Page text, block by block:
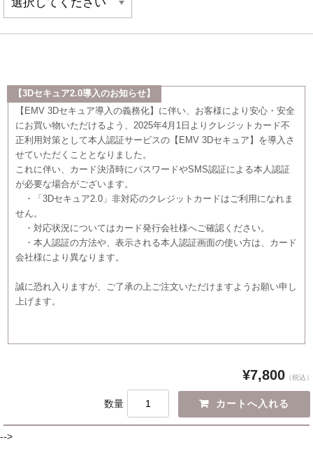
【3Dセキュア2.0導入のお知らせ】
【EMV 3Dセキュア導入の義務化】に伴い、お客様により安心・安全
にお買い物いただけるよう、2025年4月1日よりクレジットカード不
正利用対策として本人認証サービスの【EMV 3Dセキュア】を導入さ
せていただくこととなりました。
これに伴い、カード決済時にパスワードやSMS認証による本人認証
が必要な場合がございます。
・「3Dセキュア2.0」非対応のクレジットカードはご利用になれま
せん。
・対応状況についてはカード発行会社様へご確認ください。
・本人認証の方法や、表示される本人認証画面の使い方は、カード
会社様により異なります。
誠に恐れ入りますが、ご了承の上ご注文いただけますようお願い申し
上げます。
¥7,800 （税込）
数量
-->